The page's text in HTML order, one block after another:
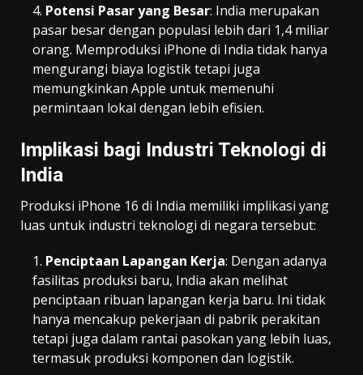
Potensi Pasar yang Besar: India merupakan
pasar besar dengan populasi lebih dari 1,4 miliar
orang. Memproduksi iPhone di India tidak hanya
mengurangi biaya logistik tetapi juga
memungkinkan Apple untuk memenuhi
permintaan lokal dengan lebih efisien.
Implikasi bagi Industri Teknologi di
India
Produksi iPhone 16 di India memiliki implikasi yang
luas untuk industri teknologi di negara tersebut:
Penciptaan Lapangan Kerja: Dengan adanya
fasilitas produksi baru, India akan melihat
penciptaan ribuan lapangan kerja baru. Ini tidak
hanya mencakup pekerjaan di pabrik perakitan
tetapi juga dalam rantai pasokan yang lebih luas,
termasuk produksi komponen dan logistik.